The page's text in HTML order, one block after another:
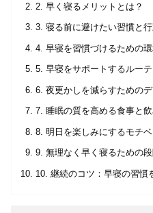
2. 早く寝るメリットとは？
3. 寝る前に避けたい習慣と
4. 早寝を習慣づけるための環
5. 早寝をサポートするルー
6. 夜更かしを減らすための
7. 睡眠の質を高める食事と
8. 明日を楽しみにするモチ
9. 無理なく早く寝るための
10. 継続のコツ：早寝の習慣